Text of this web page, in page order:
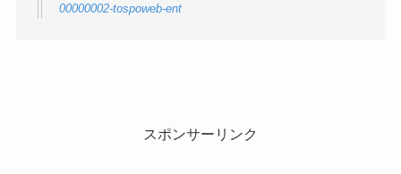
00000002-tospoweb-ent
スポンサーリンク